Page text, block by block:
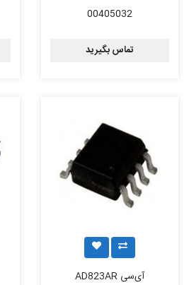
00405032
تماس بگیرید
آی‌سی AD823AR